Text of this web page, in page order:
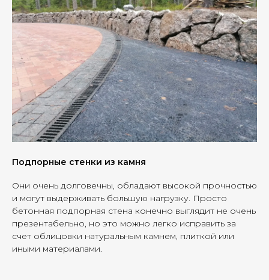
Подпорные стенки из камня
Они очень долговечны, обладают высокой прочностью
и могут выдерживать большую нагрузку. Просто
бетонная подпорная стена конечно выглядит не очень
презентабельно, но это можно легко исправить за
счет облицовки натуральным камнем, плиткой или
иными материалами.